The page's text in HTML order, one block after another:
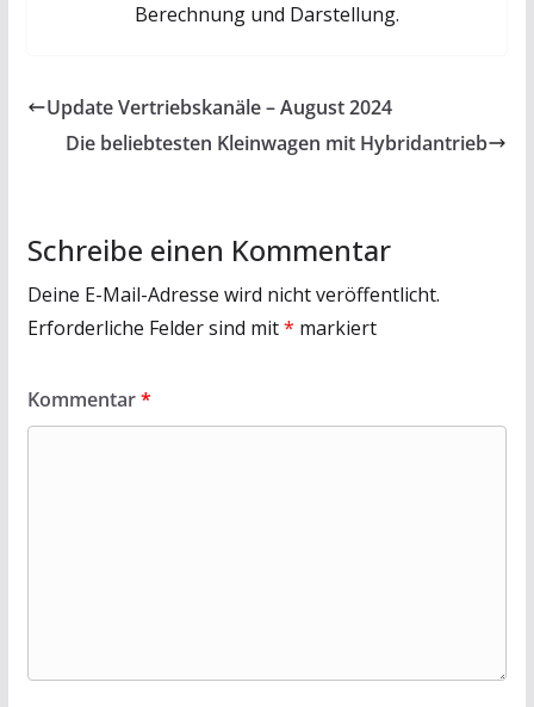
Berechnung und Darstellung.
Update Vertriebskanäle – August 2024
Die beliebtesten Kleinwagen mit Hybridantrieb
Schreibe einen Kommentar
Deine E-Mail-Adresse wird nicht veröffentlicht.
Erforderliche Felder sind mit* markiert
Kommentar*